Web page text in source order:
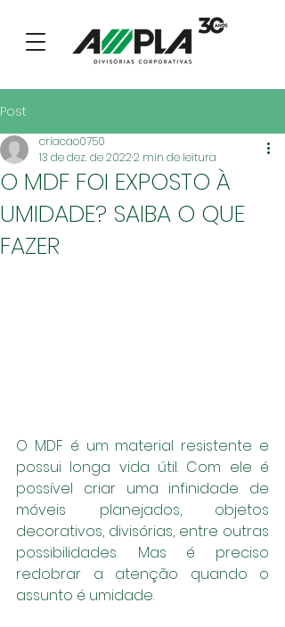
Post
O MDF FOI EXPOSTO À
UMIDADE? SAIBA O QUE
FAZER
criacao0750
13 de dez. de 20222 min de leitura
O MDF é um material resistente e
possui longa vida útil. Com ele é
possível criar uma infinidade de
móveis planejados, objetos
decorativos, divisórias, entre outras
possibilidades. Mas é preciso
redobrar a atenção quando o
assunto é umidade.